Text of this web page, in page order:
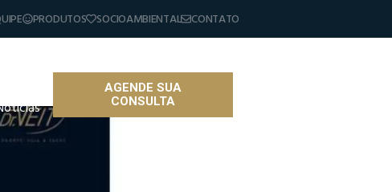
PRODUTOS SOCIOAMBIENTAL CONTATO
AGENDE SUA
CONSULTA